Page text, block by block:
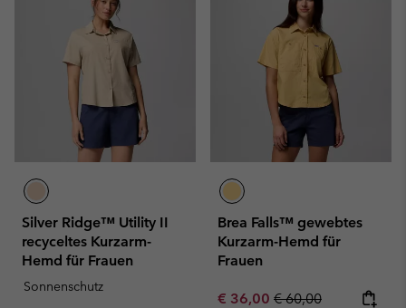
Silver Ridge™ Utility II
recyceltes Kurzarm-
Hemd für Frauen
Sonnenschutz
Brea Falls™ gewebtes
Kurzarm-Hemd für
Frauen
Sale price:
€ 36,00 Regular price:
€ 60,00